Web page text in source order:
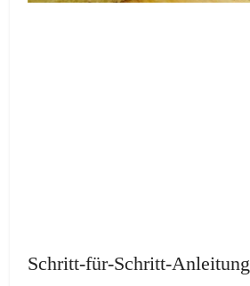
Schritt-für-Schritt-Anleitung